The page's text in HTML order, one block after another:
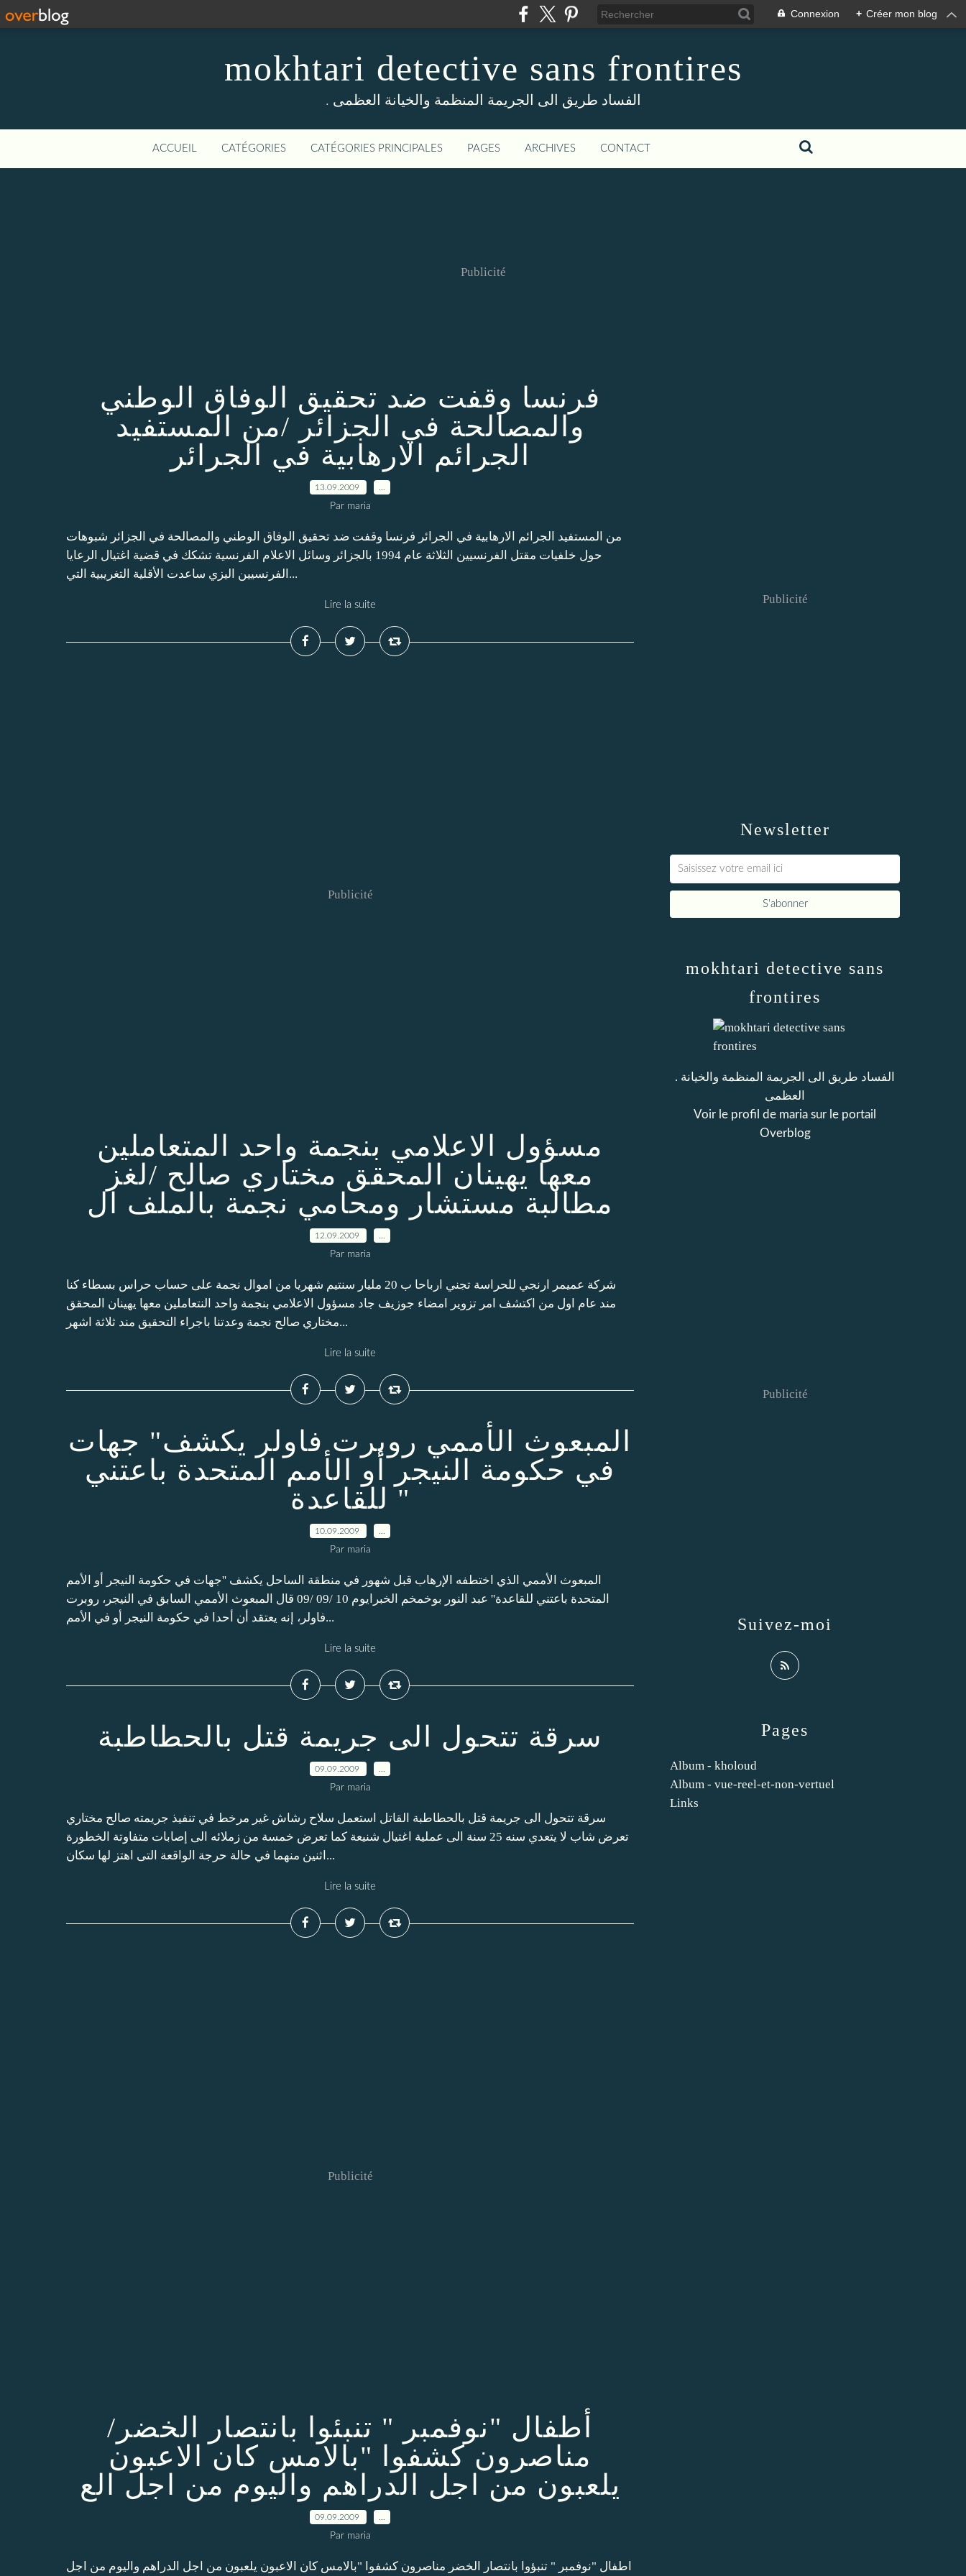
Connexion + Créer mon blog
mokhtari detective sans frontires
. الفساد طريق الى الجريمة المنظمة والخيانة العظمى
ACCUEIL CATÉGORIES CATÉGORIES PRINCIPALES PAGES ARCHIVES CONTACT
Publicité
فرنسا وقفت ضد تحقيق الوفاق الوطني
والمصالحة في الجزائر /من المستفيد
الجرائم الارهابية في الجرائر
13.09.2009
Par maria
من المستفيد الجرائم الارهابية في الجرائر فرنسا وقفت ضد تحقيق الوفاق الوطني والمصالحة في الجزائر شبوهات
حول خلفيات مقتل الفرنسيين الثلاثة عام 1994 بالجزائر وسائل الاعلام الفرنسية تشكك في قضية اغتيال الرعايا
الفرنسيين اليزي ساعدت الأقلية التغريبية التي...
Lire la suite
Publicité
مسؤول الاعلامي بنجمة واحد المتعاملين
معها يهينان المحقق مختاري صالح /لغز
مطالبة مستشار ومحامي نجمة بالملف ال
12.09.2009
Par maria
شركة عميمر ارنجي للحراسة تجني ارباحا ب 20 مليار سنتيم شهريا من اموال نجمة على حساب حراس بسطاء كنا
مند عام اول من اكتشف امر تزوير امضاء جوزيف جاد مسؤول الاعلامي بنجمة واحد النتعاملين معها يهينان المحقق
مختاري صالح نجمة وعدتنا باجراء التحقيق مند ثلاثة اشهر...
Lire la suite
المبعوث الأممي روبرت فاولر يكشف" جهات
في حكومة النيجر أو الأمم المتحدة باعتني
للقاعدة "
10.09.2009
Par maria
المبعوث الأممي الذي اختطفه الإرهاب قبل شهور في منطقة الساحل يكشف ''جهات في حكومة النيجر أو الأمم
المتحدة باعتني للقاعدة'' عبد النور بوخمخم الخبرايوم 10 /09 /09 قال المبعوث الأممي السابق في النيجر، روبرت
فاولر، إنه يعتقد أن أحدا في حكومة النيجر أو في الأمم...
Lire la suite
سرقة تتحول الى جريمة قتل بالحطاطبة
09.09.2009
Par maria
سرقة تتحول الى جريمة قتل بالحطاطبة القاتل استعمل سلاح رشاش غير مرخط في تنفيذ جريمته صالح مختاري
تعرض شاب لا يتعدي سنه 25 سنة الى عملية اغتيال شنيعة كما تعرض خمسة من زملائه الى إصابات متفاوتة الخطورة
اثنين منهما في حالة حرجة الواقعة التى اهتز لها سكان...
Lire la suite
Publicité
أطفال "نوفمبر " تنبئوا بانتصار الخضر/
مناصرون كشفوا "بالامس كان الاعبون
يلعبون من اجل الدراهم واليوم من اجل الع
09.09.2009
Par maria
اطفال "نوفمبر " تنبؤوا بانتصار الخضر مناصرون كشفوا "بالامس كان الاعبون يلعبون من اجل الدراهم واليوم من اجل
Newsletter
Publicité
Pages
Album - kholoud
Album - vue-reel-et-non-vertuel
Links
mokhtari detective sans
frontires
. الفساد طريق الى الجريمة المنظمة والخيانة
العظمى
Voir le profil de maria sur le portail
Overblog
Suivez-moi
Publicité